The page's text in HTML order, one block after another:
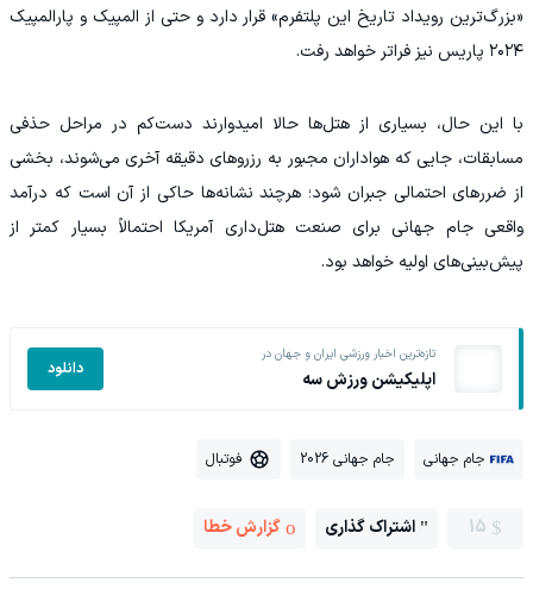
«بزرگ‌ترین رویداد تاریخ این پلتفرم» قرار دارد و حتی از المپیک و پارالمپیک
۲۰۲۴ پاریس نیز فراتر خواهد رفت.
با این حال، بسیاری از هتل‌ها حالا امیدوارند دست‌کم در مراحل حذفی
مسابقات، جایی که هواداران مجبور به رزروهای دقیقه آخری می‌شوند، بخشی
از ضررهای احتمالی جبران شود؛ هرچند نشانه‌ها حاکی از آن است که درآمد
واقعی جام جهانی برای صنعت هتل‌داری آمریکا احتمالاً بسیار کمتر از
پیش‌بینی‌های اولیه خواهد بود.
تازه‌ترین اخبار ورزشی ایران و جهان در
اپلیکیشن ورزش سه دانلود
جام جهانی جام جهانی 2026 فوتبال
15 اشتراک گذاری گزارش خطا